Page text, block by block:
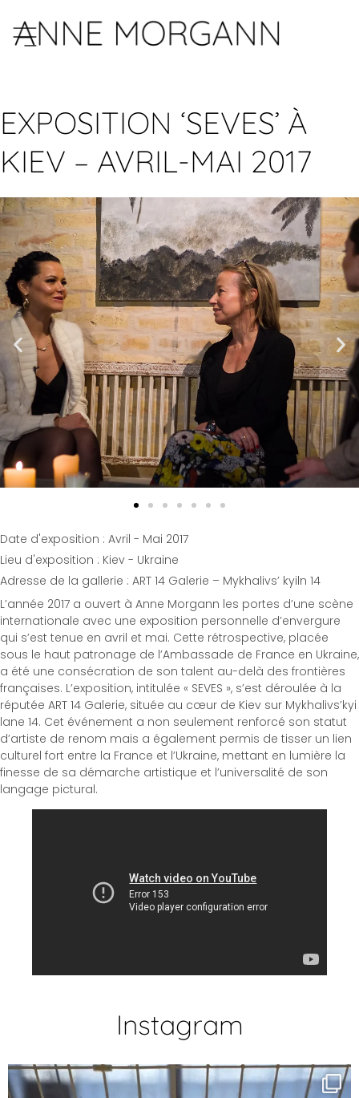
EXPOSITION ‘SEVES’ À
KIEV – AVRIL-MAI 2017
Date d'exposition : Avril - Mai 2017
Lieu d'exposition : Kiev - Ukraine
Adresse de la gallerie : ART 14 Galerie – Mykhalivs’ kyiln 14
L’année 2017 a ouvert à Anne Morgann les portes d’une scène
internationale avec une exposition personnelle d’envergure
qui s’est tenue en avril et mai. Cette rétrospective, placée
sous le haut patronage de l’Ambassade de France en Ukraine,
a été une consécration de son talent au-delà des frontières
françaises. L’exposition, intitulée « SEVES », s’est déroulée à la
réputée ART 14 Galerie, située au cœur de Kiev sur Mykhalivs’kyi
lane 14. Cet événement a non seulement renforcé son statut
d’artiste de renom mais a également permis de tisser un lien
culturel fort entre la France et l’Ukraine, mettant en lumière la
finesse de sa démarche artistique et l’universalité de son
langage pictural.
Instagram